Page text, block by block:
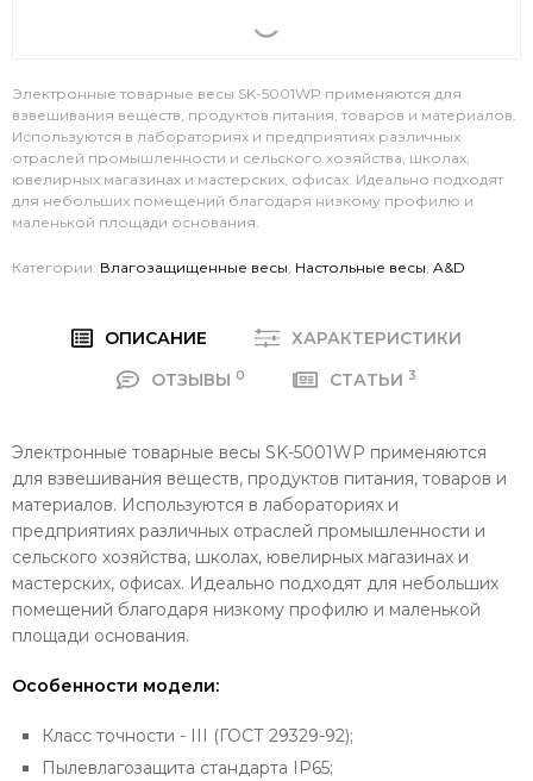
Электронные товарные весы SK-5001WP применяются для
взвешивания веществ, продуктов питания, товаров и материалов.
Используются в лабораториях и предприятиях различных
отраслей промышленности и сельского хозяйства, школах,
ювелирных магазинах и мастерских, офисах. Идеально подходят
для небольших помещений благодаря низкому профилю и
маленькой площади основания.
Категории: Влагозащищенные весы, Настольные весы, A&D
ОПИСАНИЕ
ХАРАКТЕРИСТИКИ
ОТЗЫВЫ 0 СТАТЬИ 3
Электронные товарные весы SK-5001WP применяются
для взвешивания веществ, продуктов питания, товаров и
материалов. Используются в лабораториях и
предприятиях различных отраслей промышленности и
сельского хозяйства, школах, ювелирных магазинах и
мастерских, офисах. Идеально подходят для небольших
помещений благодаря низкому профилю и маленькой
площади основания.
Особенности модели:
Класс точности - III (ГОСТ 29329-92);
Пылевлагозащита стандарта IP65;